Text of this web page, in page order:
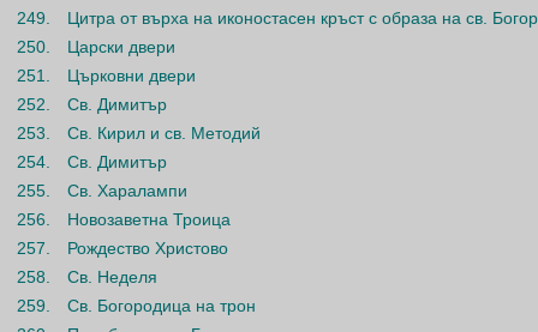
249.
Цитра от върха на иконостасен кръст с образа на св.
250.
Царски двери
251.
Църковни двери
252.
Св. Димитър
253.
Св. Кирил и св. Методий
254.
Св. Димитър
255.
Св. Харалампи
256.
Новозаветна Троица
257.
Рождество Христово
258.
Св. Неделя
259.
Св. Богородица на трон